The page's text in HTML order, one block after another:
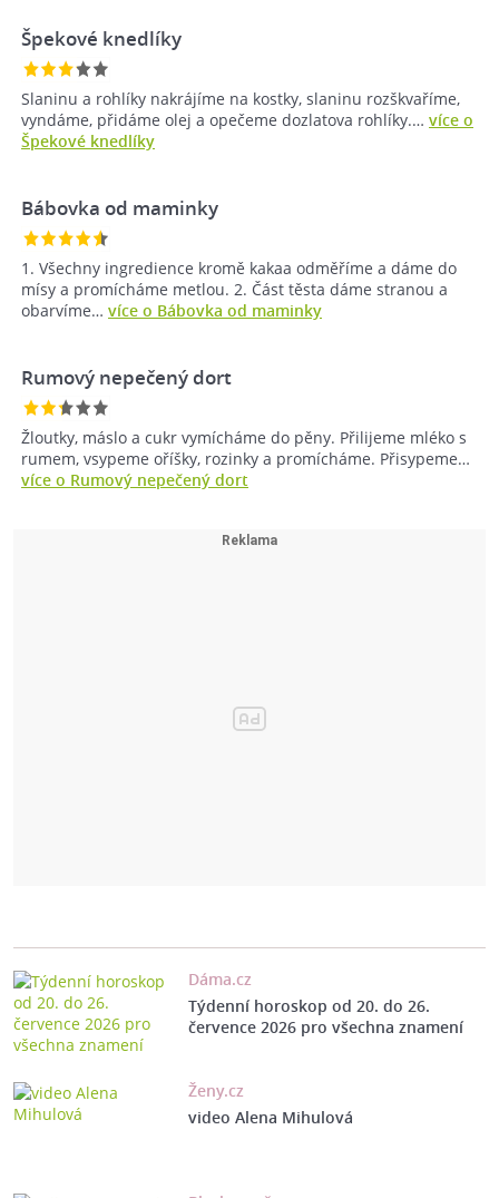
Špekové knedlíky
Slaninu a rohlíky nakrájíme na kostky, slaninu rozškvaříme,
vyndáme, přidáme olej a opečeme dozlatova rohlíky.… více o
Špekové knedlíky
Bábovka od maminky
1. Všechny ingredience kromě kakaa odměříme a dáme do
mísy a promícháme metlou. 2. Část těsta dáme stranou a
obarvíme… více o Bábovka od maminky
Rumový nepečený dort
Žloutky, máslo a cukr vymícháme do pěny. Přilijeme mléko s
rumem, vsypeme oříšky, rozinky a promícháme. Přisypeme…
více o Rumový nepečený dort
Dáma.cz
Týdenní horoskop od 20. do 26.
července 2026 pro všechna znamení
Ženy.cz
video Alena Mihulová